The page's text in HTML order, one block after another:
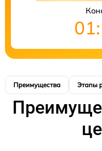
Преимущества Этапы